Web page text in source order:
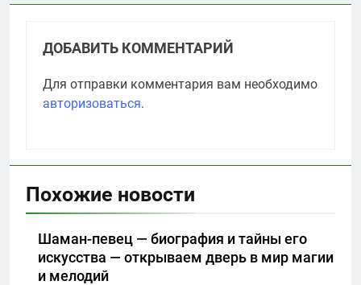
ДОБАВИТЬ КОММЕНТАРИЙ
Для отправки комментария вам необходимо
авторизоваться.
Похожие новости
Шаман-певец — биография и тайны его
искусства — открываем дверь в мир магии
и мелодий